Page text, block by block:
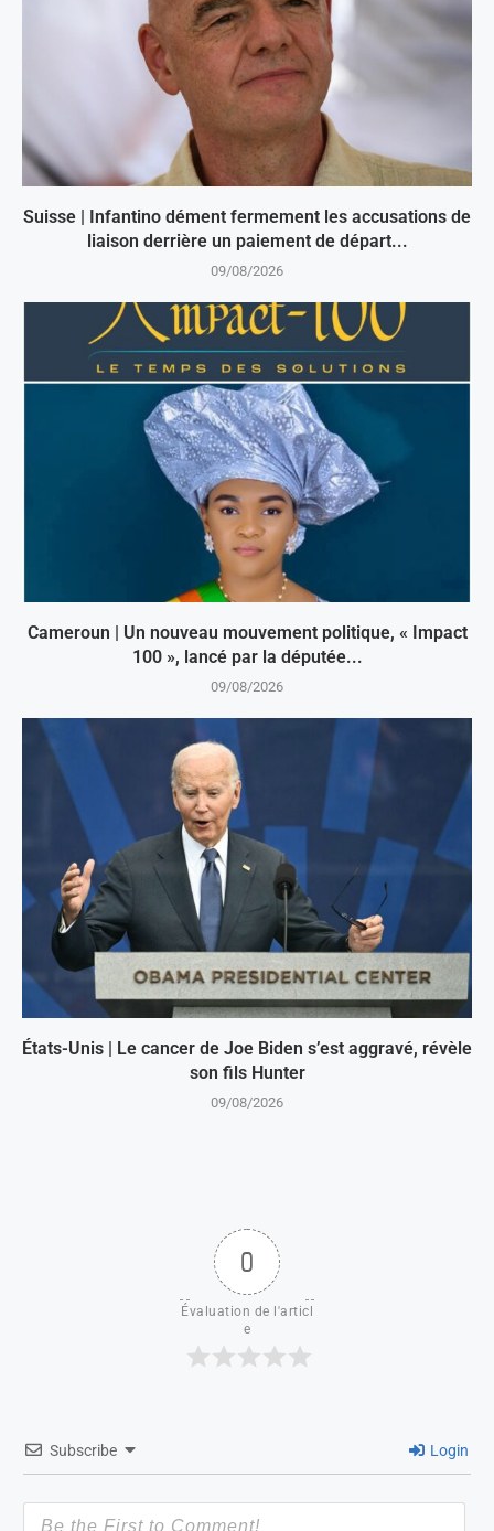
Suisse | Infantino dément fermement les accusations de
liaison derrière un paiement de départ...
09/08/2026
Cameroun | Un nouveau mouvement politique, « Impact
100 », lancé par la députée...
09/08/2026
États-Unis | Le cancer de Joe Biden s’est aggravé, révèle
son fils Hunter
09/08/2026
0
Évaluation de l'articl
e
Subscribe Login